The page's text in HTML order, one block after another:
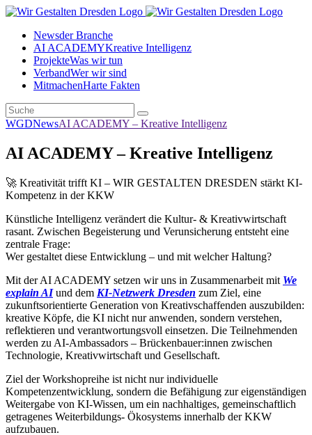
Newsder Branche
AI ACADEMYKreative Intelligenz
ProjekteWas wir tun
VerbandWer wir sind
MitmachenHarte Fakten
WGDNewsAI ACADEMY – Kreative Intelligenz
AI ACADEMY – Kreative Intelligenz
🚀 Kreativität trifft KI – WIR GESTALTEN DRESDEN stärkt KI-
Kompetenz in der KKW
Künstliche Intelligenz verändert die Kultur- & Kreativwirtschaft
rasant. Zwischen Begeisterung und Verunsicherung entsteht eine
zentrale Frage:
Wer gestaltet diese Entwicklung – und mit welcher Haltung?
Mit der AI ACADEMY setzen wir uns in Zusammenarbeit mit We
explain AIund dem KI-Netzwerk Dresden zum Ziel, eine
zukunftsorientierte Generation von Kreativschaffenden auszubilden:
kreative Köpfe, die KI nicht nur anwenden, sondern verstehen,
reflektieren und verantwortungsvoll einsetzen. Die Teilnehmenden
werden zu AI-Ambassadors – Brückenbauer:innen zwischen
Technologie, Kreativwirtschaft und Gesellschaft.
Ziel der Workshopreihe ist nicht nur individuelle
Kompetenzentwicklung, sondern die Befähigung zur eigenständigen
Weitergabe von KI-Wissen, um ein nachhaltiges, gemeinschaftlich
getragenes Weiterbildungs- Ökosystems innerhalb der KKW
aufzubauen.